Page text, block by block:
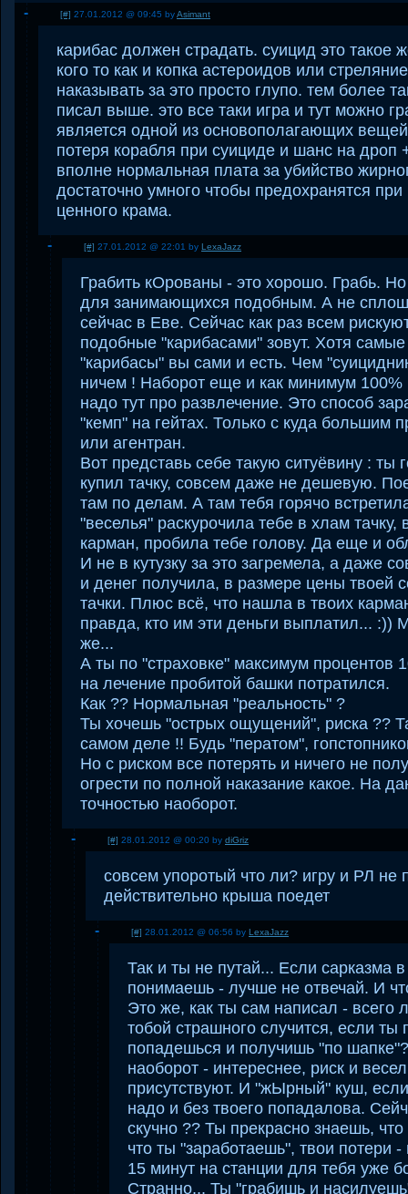
[#] 27.01.2012 @ 09:45 byAsimant
карибас должен страдать. суицид это такое
кого то как и копка астероидов или
наказывать за это просто глупо. тем более
писал выше. это все таки игра и тут можно
является одной из основополагающих
потеря корабля при суициде и шанс на дроп
вполне нормальная плата за убийство
достаточно умного чтобы предохранятся
ценного крама.
[#] 27.01.2012 @ 22:01 by LexaJazz
Грабить кОрованы - это хорошо. Грабь.
для занимающихся подобным. А не
сейчас в Еве. Сейчас как раз всем
подобные "карибасами" зовут. Хотя самые
"карибасы" вы сами и есть. Чем
ничем ! Наборот еще и как минимум
надо тут про развлечение. Это способ
"кемп" на гейтах. Только с куда большим
или агентран.
Вот представь себе такую ситуёвину : ты
купил тачку, совсем даже не дешевую.
там по делам. А там тебя горячо
"веселья" раскурочила тебе в хлам
карман, пробила тебе голову. Да еще и
И не в кутузку за это загремела, а даже
и денег получила, в размере цены твоей
тачки. Плюс всё, что нашла в твоих
правда, кто им эти деньги выплатил... :))
же...
А ты по "страховке" максимум процентов
на лечение пробитой башки потратился.
Как ?? Нормальная "реальность" ?
Ты хочешь "острых ощущений", риска ??
самом деле !! Будь "ператом",
Но с риском все потерять и ничего не
огрести по полной наказание какое. На
точностью наоборот.
[#] 28.01.2012 @ 00:20 by diGriz
совсем упоротый что ли? игру и РЛ не
действительно крыша поедет
[#] 28.01.2012 @ 06:56 by LexaJazz
Так и ты не путай... Если сарказма
понимаешь - лучше не отвечай. И
Это же, как ты сам написал - всего
тобой страшного случится, если ты
попадешься и получишь "по
наоборот - интереснее, риск и
присутствуют. И "жЫрный" куш,
надо и без твоего попадалова.
скучно ?? Ты прекрасно знаешь,
что ты "заработаешь", твои потери
15 минут на станции для тебя уже
Странно... Ты "грабишь и